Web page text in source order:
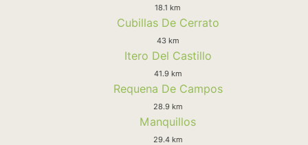
18.1 km
Cubillas De Cerrato
43 km
Itero Del Castillo
41.9 km
Requena De Campos
28.9 km
Manquillos
29.4 km